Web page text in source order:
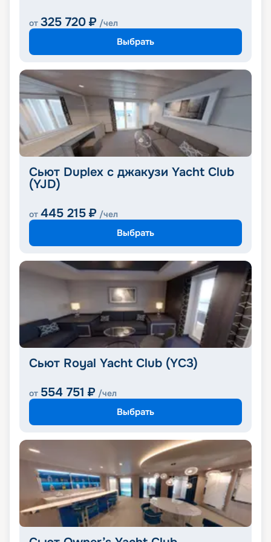
от 325 720 ₽ /чел
Выбрать
Сьют Duplex с джакузи Yacht Club
(YJD)
от 445 215 ₽ /чел
Выбрать
Сьют Royal Yacht Club (YC3)
от 554 751 ₽ /чел
Выбрать